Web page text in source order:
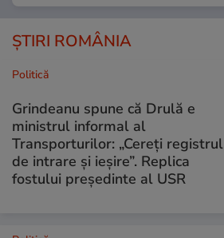
ȘTIRI ROMÂNIA
Politică
Grindeanu spune că Drulă e
ministrul informal al
Transporturilor: „Cereți registrul
de intrare și ieșire”. Replica
fostului președinte al USR